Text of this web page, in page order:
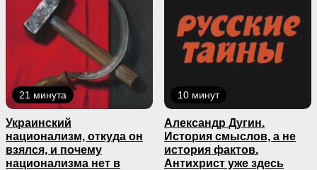
21 минута
Украинский
национализм, откуда он
взялся, и почему
национализма нет в
10 минут
Александр Дугин.
История смыслов, а не
история фактов.
Антихрист уже здесь